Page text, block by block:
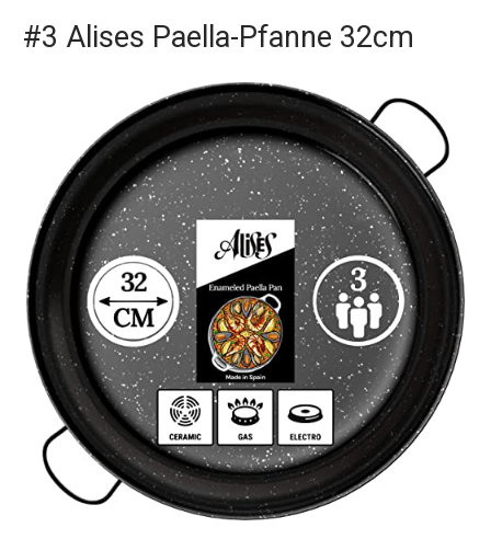
#3 Alises Paella-Pfanne 32cm